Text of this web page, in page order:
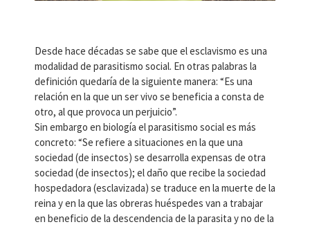
Desde hace décadas se sabe que el esclavismo es una
modalidad de parasitismo social. En otras palabras la
definición quedaría de la siguiente manera: “Es una
relación en la que un ser vivo se beneficia a consta de
otro, al que provoca un perjuicio”.
Sin embargo en biología el parasitismo social es más
concreto: “Se refiere a situaciones en la que una
sociedad (de insectos) se desarrolla expensas de otra
sociedad (de insectos); el daño que recibe la sociedad
hospedadora (esclavizada) se traduce en la muerte de la
reina y en la que las obreras huéspedes van a trabajar
en beneficio de la descendencia de la parasita y no de la